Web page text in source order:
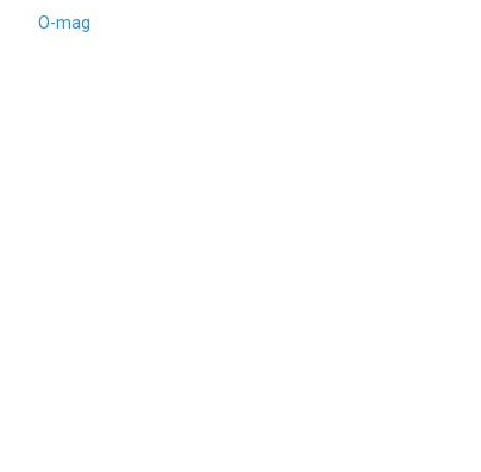
O-mag